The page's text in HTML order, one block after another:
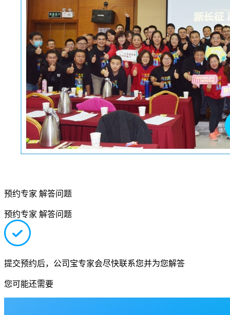
预约专家 解答问题
预约专家 解答问题
提交预约后，公司宝专家会尽快联系您并为您解答
您可能还需要